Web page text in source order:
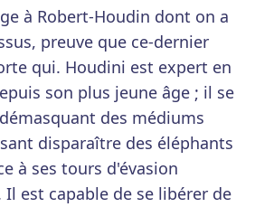
à Robert-Houdin dont on a
preuve que ce-dernier
qui. Houdini est expert en
son plus jeune âge ; il se
des médiums
disparaître des éléphants
à ses tours d'évasion
est capable de se libérer de